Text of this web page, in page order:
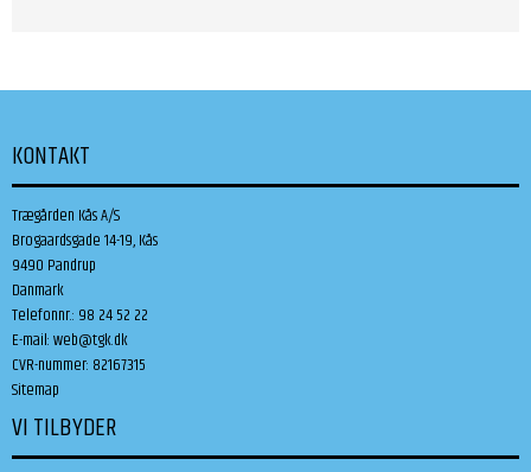
KONTAKT
Trægården Kås A/S
Brogaardsgade 14-19, Kås
9490 Pandrup
Danmark
Telefonnr.: 98 24 52 22
E-mail:web@tgk.dk
CVR-nummer: 82167315
Sitemap
VI TILBYDER